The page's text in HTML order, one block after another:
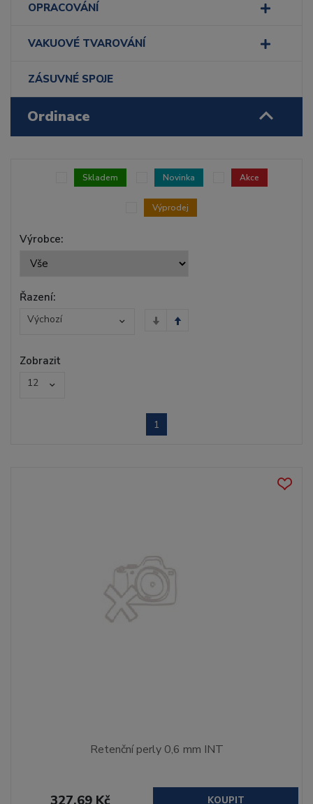
OPRACOVÁNÍ
VAKUOVÉ TVAROVÁNÍ
ZÁSUVNÉ SPOJE
Ordinace
Výrobce:
Skladem Novinka Akce
Výprodej
Řazení:
Výchozí
Zobrazit
12
1
Retenční perly 0,6 mm INT
327,69 Kč KOUPIT